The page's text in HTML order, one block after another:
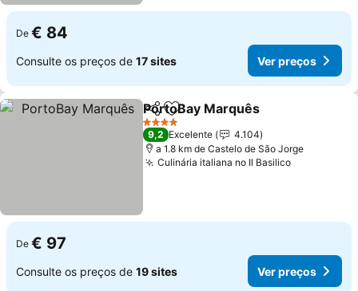
De € 84
Consulte os preços de 17 sites Ver preços
PartilharAdicionar aos favoritos
PortoBay Marquês
4 Estrelas
9,2 Excelente
4.104
a 1.8 km de Castelo de São Jorge
Culinária italiana no Il Basilico
De € 97
Consulte os preços de 19 sites Ver preços